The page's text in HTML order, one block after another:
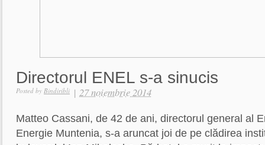
Directorul ENEL s-a sinucis
Posted by Bindiribli | 27 noiembrie 2014
Matteo Cassani, de 42 de ani, directorul general al
Energie Muntenia, s-a aruncat joi de pe clădirea